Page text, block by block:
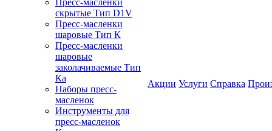
Пресс-масленки
скрытые Тип D1V
Пресс-масленки
шаровые Тип К
Пресс-масленки
шаровые
заколачиваемые Тип
Кa
Наборы пресс-
масленок
Инструменты для
пресс-масленок
Акции Услуги Справка